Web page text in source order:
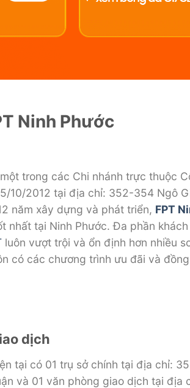
Ninh Phước
trong các Chi nhánh trực thuộc
10/2012 tại địa chỉ: 352-354 Ngô
năm xây dựng và phát triển, FPT
nhất tại Ninh Phước. Đa phần
luôn vượt trội và ổn định hơn nhiều
có các chương trình ưu đãi và
dịch
tại có 01 trụ sở chính tại địa chỉ:
và 01 văn phòng giao dịch tại